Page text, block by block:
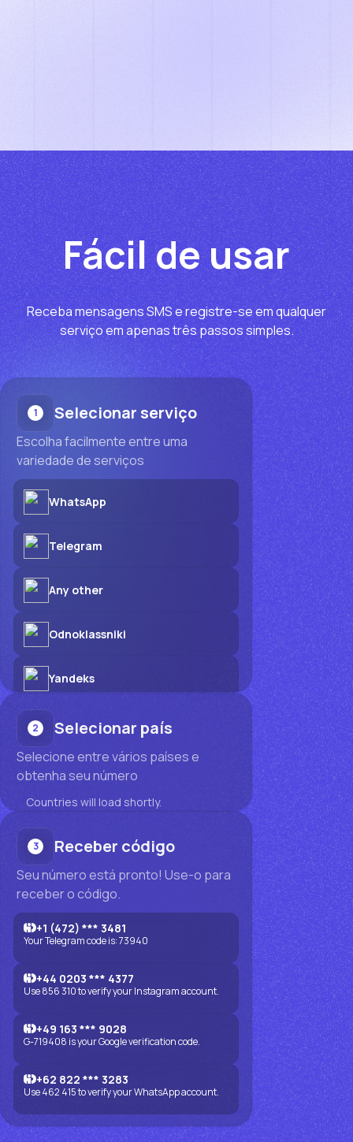
Fácil de usar
Receba mensagens SMS e registre-se em qualquer
serviço em apenas três passos simples.
1 Selecionar serviço
Escolha facilmente entre uma
variedade de serviços
WhatsApp
Telegram
Any other
Odnoklassniki
Yandeks
2 Selecionar país
Selecione entre vários países e
obtenha seu número
Countries will load shortly.
3 Receber código
Seu número está pronto! Use-o para
receber o código.
+1 (472) *** 3481
Your Telegram code is: 73940
+44 0203 *** 4377
Use 856 310 to verify your Instagram account.
+49 163 *** 9028
G-719408 is your Google verification code.
+62 822 *** 3283
Use 462 415 to verify your WhatsApp account.